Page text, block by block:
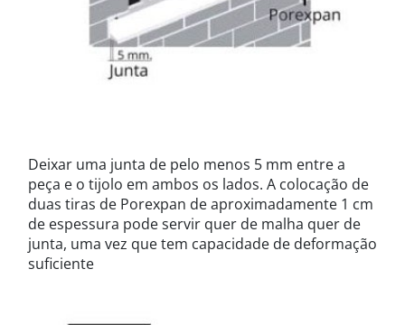
Deixar uma junta de pelo menos 5 mm entre a
peça e o tijolo em ambos os lados. A colocação de
duas tiras de Porexpan de aproximadamente 1 cm
de espessura pode servir quer de malha quer de
junta, uma vez que tem capacidade de deformação
suficiente